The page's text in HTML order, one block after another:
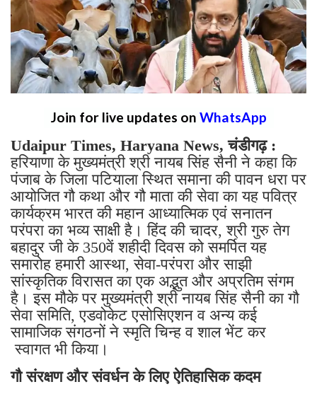
Join for live updates on WhatsApp
Udaipur Times, Haryana News, चंडीगढ़ :
हरियाणा के मुख्यमंत्री श्री नायब सिंह सैनी ने कहा कि
पंजाब के जिला पटियाला स्थित समाना की पावन धरा पर
आयोजित गौ कथा और गौ माता की सेवा का यह पवित्र
कार्यक्रम भारत की महान आध्यात्मिक एवं सनातन
परंपरा का भव्य साक्षी है। हिंद की चादर, श्री गुरु तेग
बहादुर जी के 350वें शहीदी दिवस को समर्पित यह
समारोह हमारी आस्था, सेवा-परंपरा और साझी
सांस्कृतिक विरासत का एक अद्भुत और अप्रतिम संगम
है। इस मौके पर मुख्यमंत्री श्री नायब सिंह सैनी का गौ
सेवा समिति, एडवोकेट एसोसिएशन व अन्य कई
सामाजिक संगठनों ने स्मृति चिन्ह व शाल भेंट कर
स्वागत भी किया।
गौ संरक्षण और संवर्धन के लिए ऐतिहासिक कदम